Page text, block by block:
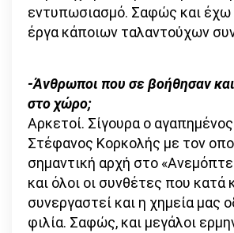
εντυπωσιασμό. Σαφώς και έχω
έργα κάποιων ταλαντούχων
-Άνθρωποι που σε βοήθησαν
στο χώρο;
Αρκετοί. Σίγουρα ο
Στέφανος Κορκολής με τον
σημαντική αρχή στο
και όλοι οι συνθέτες που κατά
συνεργαστεί και η χημεία μας
φιλία. Σαφώς, και μεγάλοι